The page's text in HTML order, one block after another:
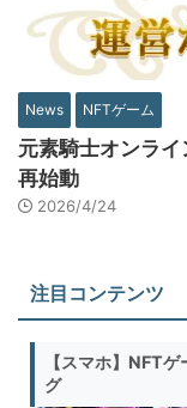
News NFTゲーム
元素騎士オンラ
再始動
2026/4/24
注目コンテンツ
【スマホ】NFT
グ